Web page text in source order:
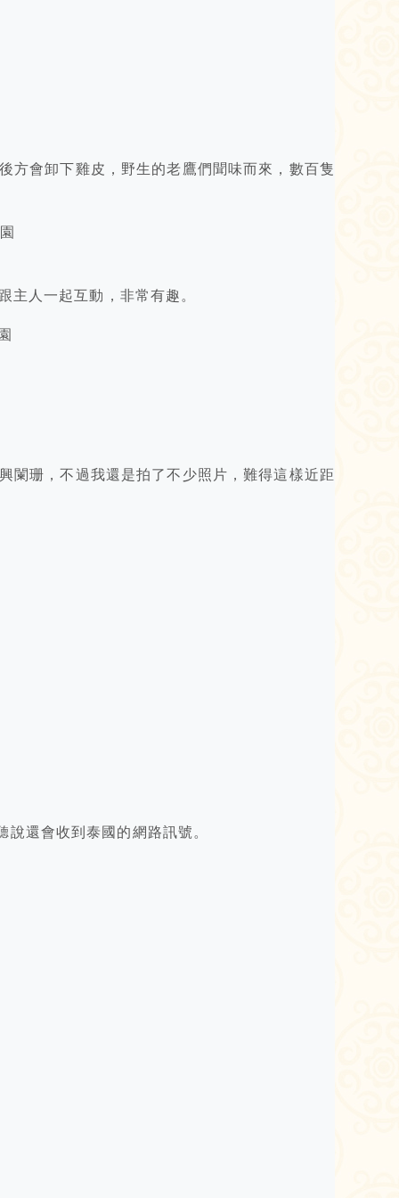
方會卸下雞皮，野生的老鷹們聞味而來，數百隻
主人一起互動，非常有趣。
闌珊，不過我還是拍了不少照片，難得這樣近距
還會收到泰國的網路訊號。